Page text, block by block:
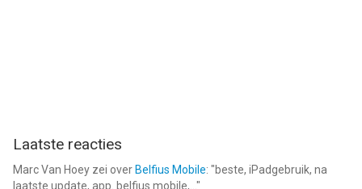
Laatste reacties
Marc Van Hoey zei over Belfius Mobile: "beste, iPadgebruik, na
laatste update, app. belfius mobile,... "